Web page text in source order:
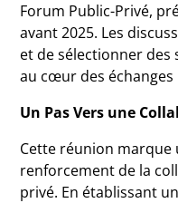
Forum Public-Privé,
avant 2025. Les
et de sélectionner
au cœur des
Un Pas Vers une
Cette réunion
renforcement de la
privé. En établissant